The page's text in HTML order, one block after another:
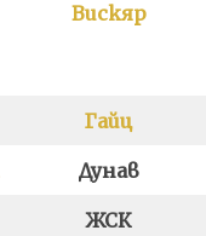
Вискяр
Гайц
Дунав
ЖСК